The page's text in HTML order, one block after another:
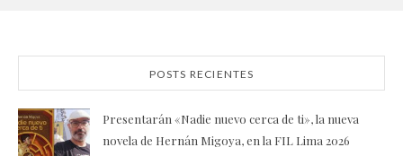
POSTS RECIENTES
Presentarán «Nadie nuevo cerca de ti», la nueva
novela de Hernán Migoya, en la FIL Lima 2026